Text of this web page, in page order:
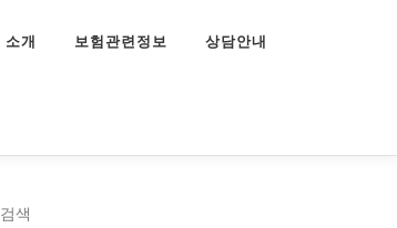
소개 보험관련정보 상담안내
검색